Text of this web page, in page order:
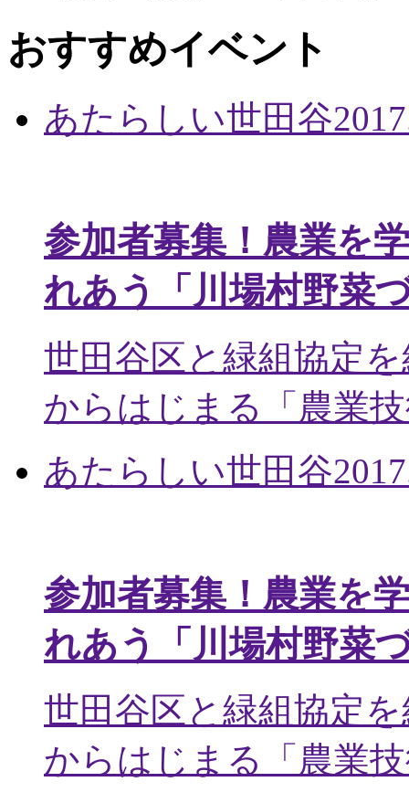
おすすめイベント
あたらしい世田谷
参加者募集！農業を
れあう「川場村野菜
世田谷区と緑組協定
からはじまる「農業
あたらしい世田谷
参加者募集！農業を
れあう「川場村野菜
世田谷区と緑組協定
からはじまる「農業